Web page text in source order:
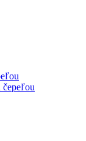
čepeľou